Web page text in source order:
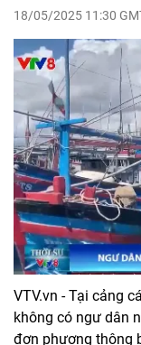
18/05/2025 11:30
VTV.vn - Tại cảng
không có ngư dân
đơn phương thông